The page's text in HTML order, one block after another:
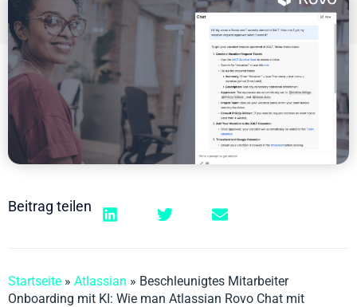
Beitrag teilen
Startseite » Atlassian » Beschleunigtes Mitarbeiter
Onboarding mit KI: Wie man Atlassian Rovo Chat mit